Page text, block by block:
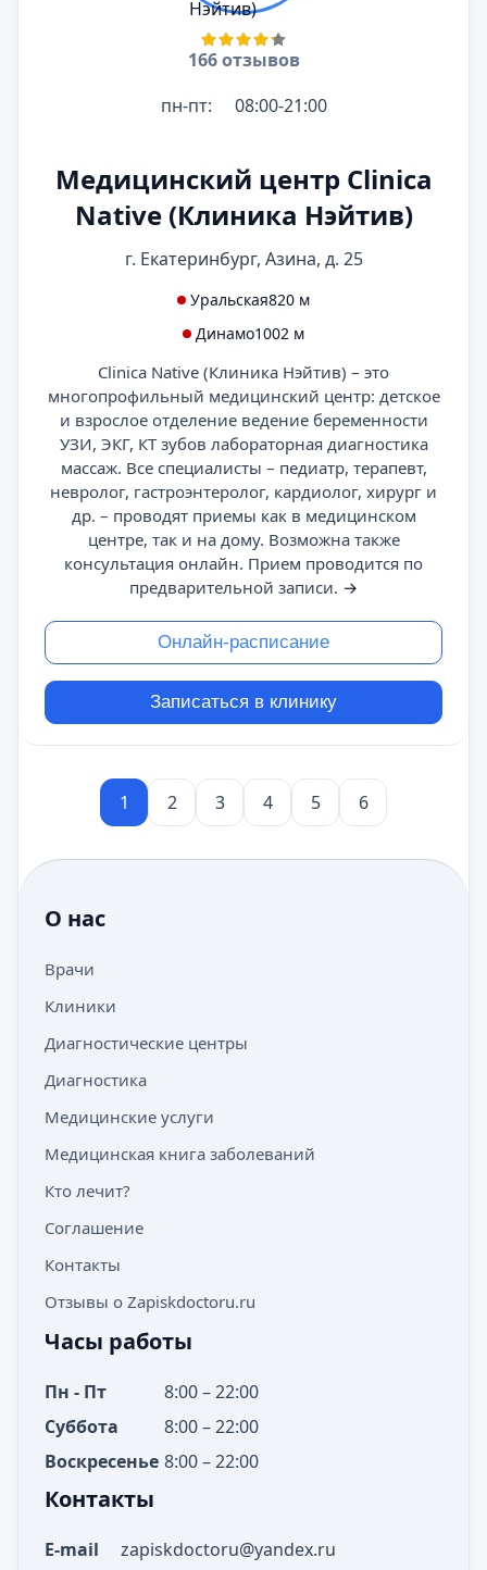
166 отзывов
пн-пт:
08:00-21:00
Медицинский центр Clinica
Native (Клиника Нэйтив)
г. Екатеринбург, Азина, д. 25
Уральская820 м
Динамо1002 м
Clinica Native (Клиника Нэйтив) – это
многопрофильный медицинский центр: детское
и взрослое отделение ведение беременности
УЗИ, ЭКГ, КТ зубов лабораторная диагностика
массаж. Все специалисты – педиатр, терапевт,
невролог, гастроэнтеролог, кардиолог, хирург и
др. – проводят приемы как в медицинском
центре, так и на дому. Возможна также
консультация онлайн. Прием проводится по
предварительной записи. →
Онлайн-расписание
Записаться в клинику
1 2 3 4 5 6
О нас
Врачи
Клиники
Диагностические центры
Диагностика
Медицинские услуги
Медицинская книга заболеваний
Кто лечит?
Соглашение
Контакты
Отзывы о Zapiskdoctoru.ru
Часы работы
Пн - Пт
8:00 – 22:00
Суббота
8:00 – 22:00
Воскресенье 8:00 – 22:00
Контакты
E-mail zapiskdoctoru@yandex.ru